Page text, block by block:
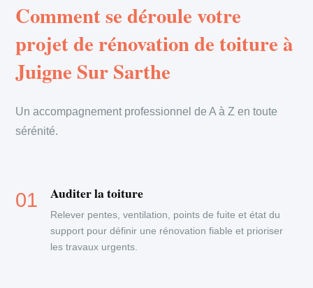
Comment se déroule votre
projet de rénovation de toiture à
Juigne Sur Sarthe
Un accompagnement professionnel de A à Z en toute
sérénité.
Auditer la toiture
Relever pentes, ventilation, points de fuite et état du
support pour définir une rénovation fiable et prioriser
les travaux urgents.